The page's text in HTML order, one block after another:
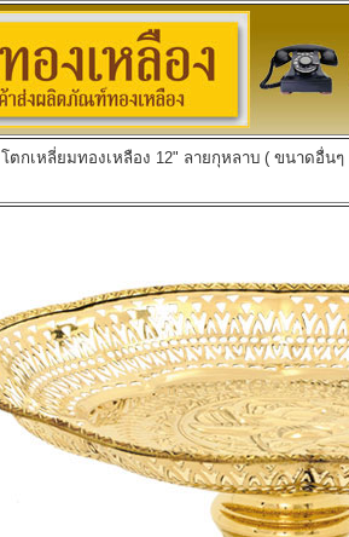
โตกเหลี่ยมทองเหลือง 12" ลายกุหลาบ ( ขนาดอื่นๆ